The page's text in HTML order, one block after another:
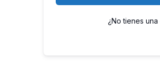
¿No tienes una